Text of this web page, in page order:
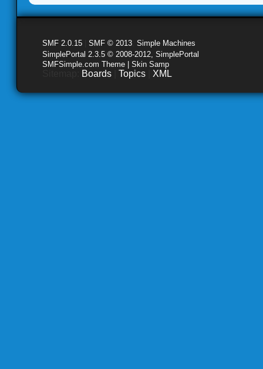
SMF 2.0.15 SMF © 2013 Simple Machines
SimplePortal 2.3.5 © 2008-2012, SimplePortal
SMFSimple.com Theme | Skin Samp
Boards Topics XML